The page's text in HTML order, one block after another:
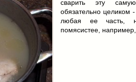
сварить эту
обязательно целиком
любая ее часть,
помясистее, например,